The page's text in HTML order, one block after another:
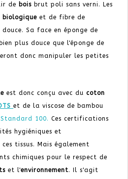
de bois brut poli sans verni. Les
biologique et de fibre de
Sa face en éponge de
plus douce que l'éponge de
donc manipuler les petites
est donc conçu avec du coton
et de la viscose de bambou
Standard 100. Ces certifications
hygiéniques et
ces tissus. Mais également
chimiques pour le respect de
et l'environnement. Il s'agit